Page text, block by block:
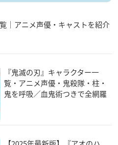
ンスカイ
｜アニメ声優・キャストを紹介
『鬼滅の刃』キャラクター一
覧・アニメ声優・鬼殺隊・柱・
鬼を呼吸／血鬼術つきで全網羅